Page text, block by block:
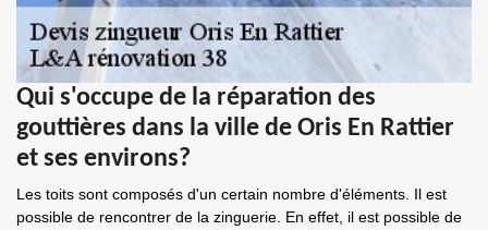
Qui s'occupe de la réparation des
gouttières dans la ville de Oris En Rattier
et ses environs?
Les toits sont composés d'un certain nombre d'éléments. Il est
possible de rencontrer de la zinguerie. En effet, il est possible de